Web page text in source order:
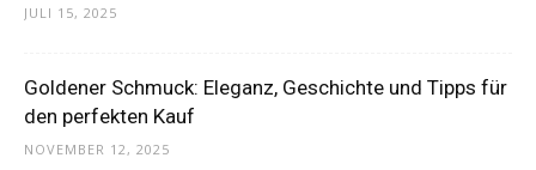
JULI 15, 2025
Goldener Schmuck: Eleganz, Geschichte und Tipps für
den perfekten Kauf
NOVEMBER 12, 2025